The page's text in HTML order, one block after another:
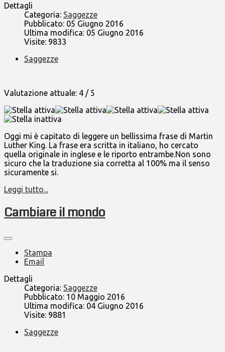
Dettagli
Categoria: Saggezze
Pubblicato: 05 Giugno 2016
Ultima modifica: 05 Giugno 2016
Visite: 9833
Saggezze
Valutazione attuale: 4 / 5
Oggi mi è capitato di leggere un bellissima frase di Martin
Luther King. La frase era scritta in italiano, ho cercato
quella originale in inglese e le riporto entrambe.Non sono
sicuro che la traduzione sia corretta al 100% ma il senso
sicuramente si.
Leggi tutto...
Cambiare il mondo
Stampa
Email
Dettagli
Categoria: Saggezze
Pubblicato: 10 Maggio 2016
Ultima modifica: 04 Giugno 2016
Visite: 9881
Saggezze